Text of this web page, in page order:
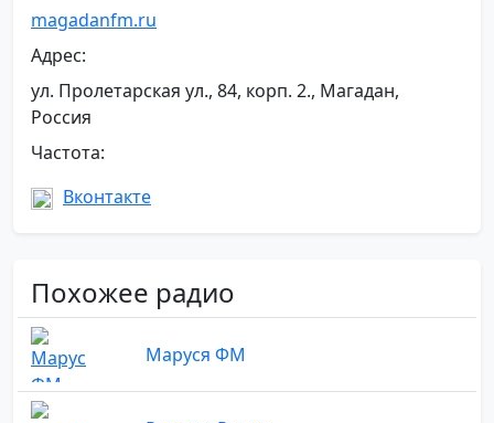
magadanfm.ru
Адрес:
ул. Пролетарская ул., 84, корп. 2., Магадан,
Россия
Частота:
Вконтакте
Похожее радио
Маруся ФМ